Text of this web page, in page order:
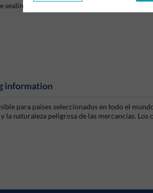
and environmental sealing as a
information
para países seleccionados en todo el
naturaleza peligrosa de las mercancías. Los